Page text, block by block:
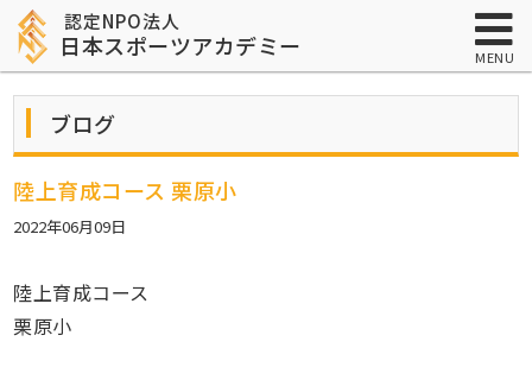
MENU
認定NPO法人
日本スポーツアカデミー
ブログ
陸上育成コース 栗原小
2022年06月09日
陸上育成コース
栗原小